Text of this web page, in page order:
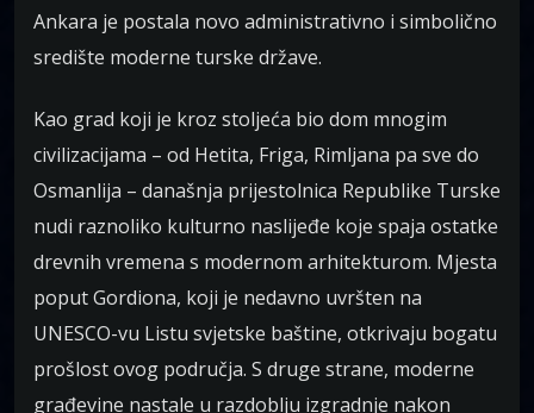
Ankara je postala novo administrativno i simbolično
središte moderne turske države.
Kao grad koji je kroz stoljeća bio dom mnogim
civilizacijama – od Hetita, Friga, Rimljana pa sve do
Osmanlija – današnja prijestolnica Republike Turske
nudi raznoliko kulturno naslijeđe koje spaja ostatke
drevnih vremena s modernom arhitekturom. Mjesta
poput Gordiona, koji je nedavno uvršten na
UNESCO-vu Listu svjetske baštine, otkrivaju bogatu
prošlost ovog područja. S druge strane, moderne
građevine nastale u razdoblju izgradnje nakon